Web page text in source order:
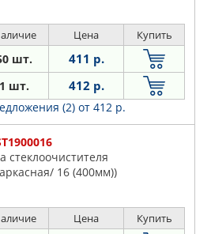
Цена Купить
шт. 411 р.
1 шт. 412 р.
(2) от 412 р.
стеклоочистителя
16 (400мм))
Цена Купить